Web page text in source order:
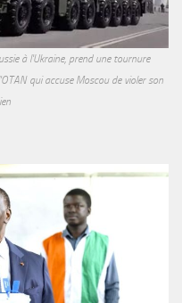
à l'Ukraine, prend une tournure
qui accuse Moscou de violer son